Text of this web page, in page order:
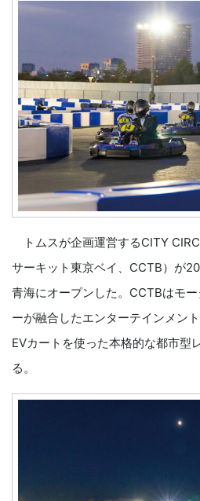
トムスが企画運営するCITY
サーキット東京ベイ、CCTB）が
青海にオープンした。CCTBはモ
ーが融合したエンターテインメン
EVカートを使った本格的な都市型
る。